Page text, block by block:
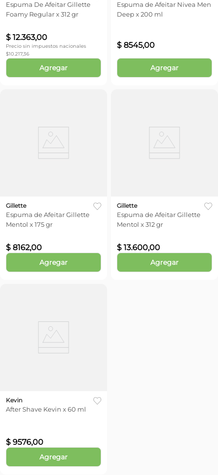
Espuma De Afeitar Gillette
Foamy Regular x 312 gr
$ 12.363,00
Precio sin impuestos nacionales
$10.217,36
Agregar
Espuma de Afeitar Nivea Men
Deep x 200 ml
$ 8545,00
Agregar
Gillette
Espuma de Afeitar Gillette
Mentol x 175 gr
$ 8162,00
Agregar
Gillette
Espuma de Afeitar Gillette
Mentol x 312 gr
$ 13.600,00
Agregar
Kevin
After Shave Kevin x 60 ml
$ 9576,00
Agregar